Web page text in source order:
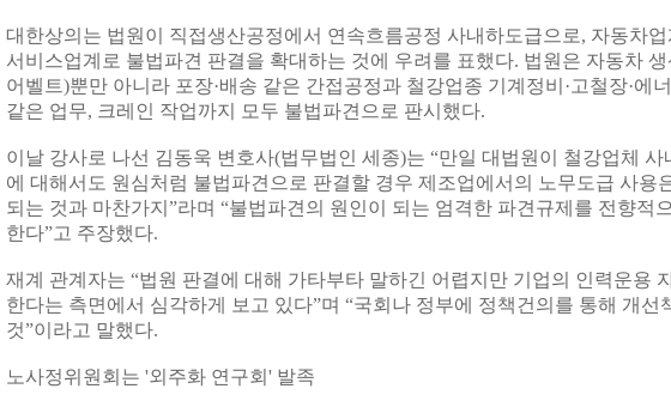
대한상의는 법원이 직접생산공정에서 연속흐름공정 사내하도급으로, 자동차
서비스업계로 불법파견 판결을 확대하는 것에 우려를 표했다. 법원은 자동차 생
어벨트)뿐만 아니라 포장·배송 같은 간접공정과 철강업종 기계정비·고철장·에너
같은 업무, 크레인 작업까지 모두 불법파견으로 판시했다.
이날 강사로 나선 김동욱 변호사(법무법인 세종)는 “만일 대법원이 철강업체 사
에 대해서도 원심처럼 불법파견으로 판결할 경우 제조업에서의 노무도급 사용
되는 것과 마찬가지”라며 “불법파견의 원인이 되는 엄격한 파견규제를 전향적
한다”고 주장했다.
재계 관계자는 “법원 판결에 대해 가타부타 말하긴 어렵지만 기업의 인력운용
한다는 측면에서 심각하게 보고 있다”며 “국회나 정부에 정책건의를 통해 개선
것”이라고 말했다.
노사정위원회는 '외주화 연구회' 발족